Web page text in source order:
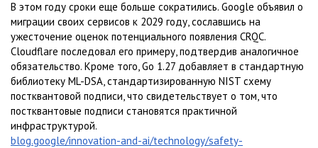
В этом году сроки еще больше сократились. Google объявил о
миграции своих сервисов к 2029 году, сославшись на
ужесточение оценок потенциального появления CRQC.
Cloudflare последовал его примеру, подтвердив аналогичное
обязательство. Кроме того, Go 1.27 добавляет в стандартную
библиотеку ML-DSA, стандартизированную NIST схему
постквантовой подписи, что свидетельствует о том, что
постквантовые подписи становятся практичной
инфраструктурой.
blog.google/innovation-and-ai/technology/safety-